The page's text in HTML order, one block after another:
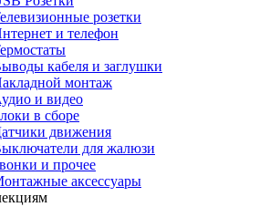
розетки
и телефон
кабеля и заглушки
монтаж
и видео
в сборе
движения
для жалюзи
и прочее
аксессуары